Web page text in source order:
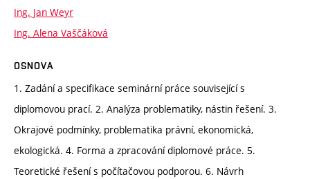
Ing. Jan Weyr
Ing. Alena Vaščáková
OSNOVA
1. Zadání a specifikace seminární práce související s
diplomovou prací. 2. Analýza problematiky, nástin řešení. 3.
Okrajové podmínky, problematika právní, ekonomická,
ekologická. 4. Forma a zpracování diplomové práce. 5.
Teoretické řešení s počítačovou podporou. 6. Návrh